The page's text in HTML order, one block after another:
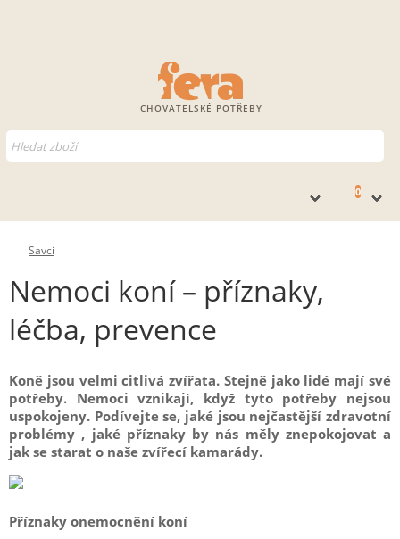
CHOVATELSKÉ POTŘEBY
0
Savci
Nemoci koní – příznaky,
léčba, prevence
Koně jsou velmi citlivá zvířata. Stejně jako lidé mají své
potřeby. Nemoci vznikají, když tyto potřeby nejsou
uspokojeny. Podívejte se, jaké jsou nejčastější zdravotní
problémy , jaké příznaky by nás měly znepokojovat a
jak se starat o naše zvířecí kamarády.
Příznaky onemocnění koní